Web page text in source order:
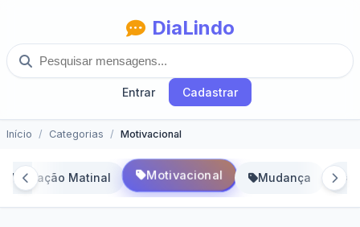
DiaLindo
Entrar Cadastrar
Início Categorias Motivacional
Motivação Matinal Motivacional Mudança